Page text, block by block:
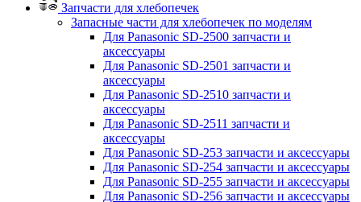
Запчасти для хлебопечек
Запасные части для хлебопечек по моделям
Для Panasonic SD-2500 запчасти и
аксессуары
Для Panasonic SD-2501 запчасти и
аксессуары
Для Panasonic SD-2510 запчасти и
аксессуары
Для Panasonic SD-2511 запчасти и
аксессуары
Для Panasonic SD-253 запчасти и аксессуары
Для Panasonic SD-254 запчасти и аксессуары
Для Panasonic SD-255 запчасти и аксессуары
Для Panasonic SD-256 запчасти и аксессуары